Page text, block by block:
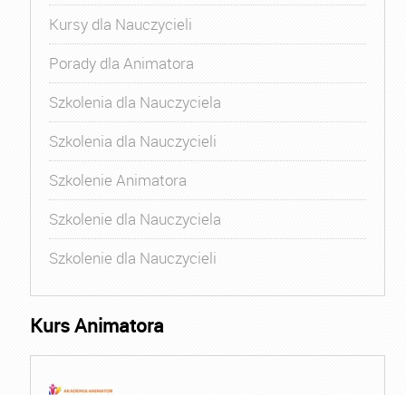
Kursy dla Nauczycieli
Porady dla Animatora
Szkolenia dla Nauczyciela
Szkolenia dla Nauczycieli
Szkolenie Animatora
Szkolenie dla Nauczyciela
Szkolenie dla Nauczycieli
Kurs Animatora